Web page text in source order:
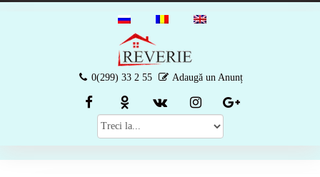
0(299) 33 2 55 Adaugă un Anunț